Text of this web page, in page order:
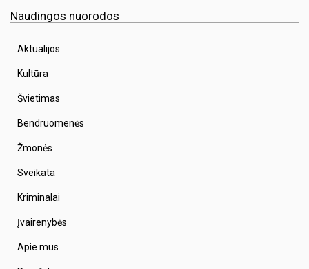
Naudingos nuorodos
Aktualijos
Kultūra
Švietimas
Bendruomenės
Žmonės
Sveikata
Kriminalai
Įvairenybės
Apie mus